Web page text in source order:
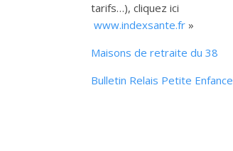
tarifs…), cliquez ici
www.indexsante.fr »
Maisons de retraite du 38
Bulletin Relais Petite Enfance